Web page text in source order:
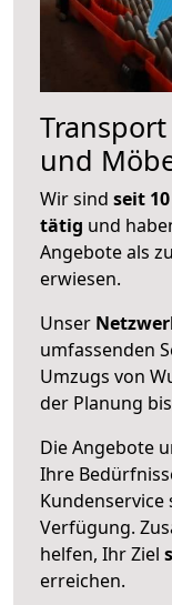
und
Wir sind seit
tätig und
Angebote als
erwiesen.
Unser
umfassenden
Umzugs von
der Planung
Die Angebote
Ihre
Verfügung.
helfen, Ihr Ziel
erreichen.